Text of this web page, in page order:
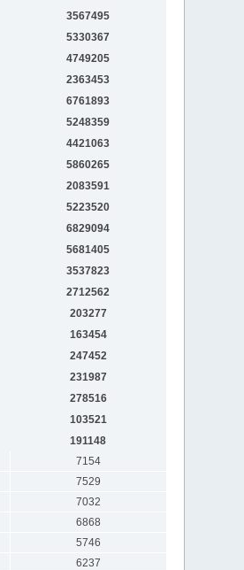
3567495
5330367
4749205
2363453
6761893
5248359
4421063
5860265
2083591
5223520
6829094
5681405
3537823
2712562
203277
163454
247452
231987
278516
103521
191148
7154
7529
7032
6868
5746
6237